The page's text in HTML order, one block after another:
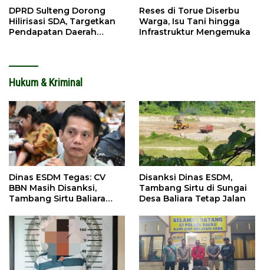
DPRD Sulteng Dorong
Hilirisasi SDA, Targetkan
Pendapatan Daerah
Reses di Torue Diserbu
Warga, Isu Tani hingga
Infrastruktur Mengemuka
Hukum & Kriminal
Dinas ESDM Tegas: CV
BBN Masih Disanksi,
Tambang Sirtu Baliara
Disanksi Dinas ESDM,
Tambang Sirtu di Sungai
Desa Baliara Tetap Jalan